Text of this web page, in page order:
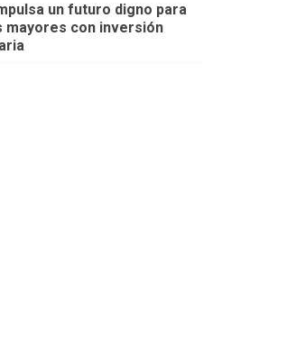
un futuro digno para
mayores con inversión